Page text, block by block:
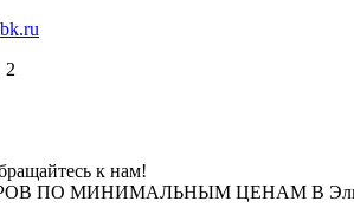
2
к нам!
ПО МИНИМАЛЬНЫМ ЦЕНАМ В